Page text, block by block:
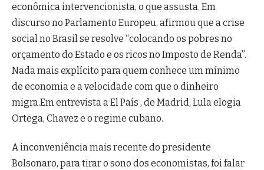
econômica intervencionista, o que assusta. Em
discurso no Parlamento Europeu, afirmou que a crise
social no Brasil se resolve “colocando os pobres no
orçamento do Estado e os ricos no Imposto de Renda”.
Nada mais explícito para quem conhece um mínimo
de economia e a velocidade com que o dinheiro
migra.Em entrevista a El País , de Madrid, Lula elogia
Ortega, Chavez e o regime cubano.
A inconveniência mais recente do presidente
Bolsonaro, para tirar o sono dos economistas, foi falar